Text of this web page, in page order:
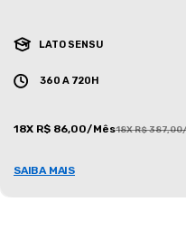
LATO SENSU
360 A 720H
18X R$ 86,00/Mês18X R$ 387,00/
SAIBA MAIS